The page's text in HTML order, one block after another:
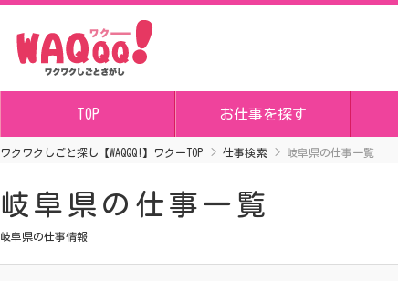
TOP お仕事を探す
ワクワクしごと探し【WAQQQ!】ワクーTOP 仕事検索 岐阜県の仕事一覧
岐阜県の仕事一覧
岐阜県の仕事情報